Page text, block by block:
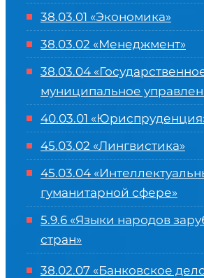
38.03.01 «Экономика»
38.03.02 «Менеджмент»
38.03.04
муниципальное
40.03.01
45.03.02 «Лингвистика»
45.03.04 «
гуманитарной сфере»
5.9.6 «Языки народов
стран»
38.02.07 «Банковское